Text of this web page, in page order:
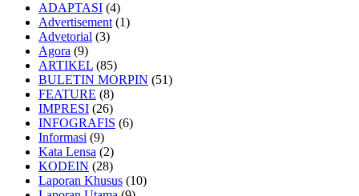
ADAPTASI (4)
Advertisement (1)
Advetorial (3)
Agora (9)
ARTIKEL (85)
BULETIN MORPIN (51)
FEATURE (8)
IMPRESI (26)
INFOGRAFIS (6)
Informasi (9)
Kata Lensa (2)
KODEIN (28)
Laporan Khusus (10)